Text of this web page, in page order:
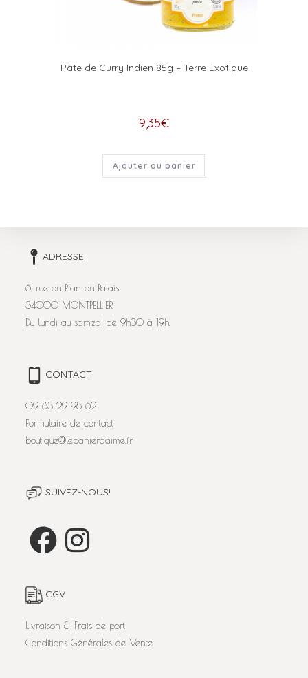
Pâte de Curry Indien 85g – Terre Exotique
9,35€
Ajouter au panier
ADRESSE
6, rue du Plan du Palais
34000 MONTPELLIER
Du lundi au samedi de 9h30 à 19h.
CONTACT
09 83 29 98 62
Formulaire de contact
boutique@lepanierdaime.fr
SUIVEZ-NOUS!
CGV
Livraison & Frais de port
Conditions Générales de Vente